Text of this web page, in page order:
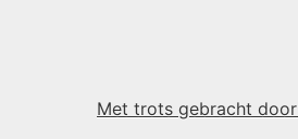
Met trots gebracht door